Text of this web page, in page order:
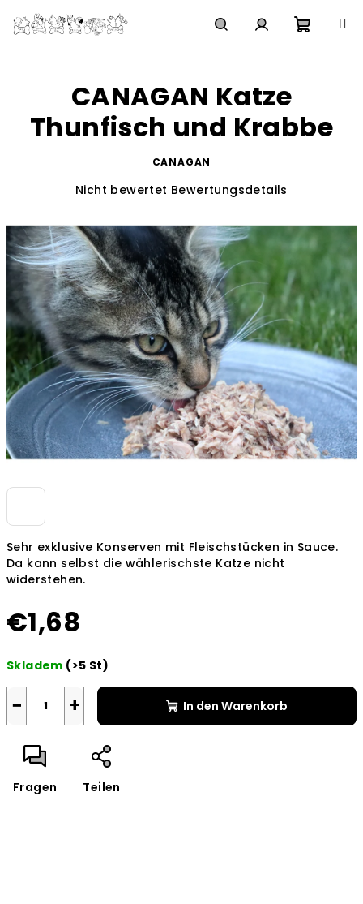
Inhalt
springen
Sehr exklusive Konserven mit Fleischstücken in Sauce.
Da kann selbst die wählerischste Katze nicht
widerstehen.
€1,68
Skladem (>5 St)
+
− In den Warenkorb
Fragen Teilen
CANAGAN Katze
Thunfisch und Krabbe
CANAGAN
Die
Produktbewertung
ist
0,0
von
5
Sternen.
Nicht bewertet Bewertungsdetails